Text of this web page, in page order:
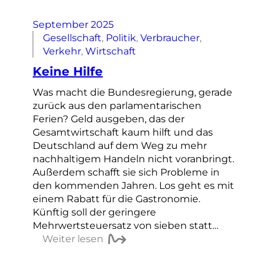
September 2025
Gesellschaft, Politik, Verbraucher
Verkehr, Wirtschaft
Keine Hilfe
Was macht die Bundesregierung, gerade
zurück aus den parlamentarischen
Ferien? Geld ausgeben, das der
Gesamtwirtschaft kaum hilft und das
Deutschland auf dem Weg zu mehr
nachhaltigem Handeln nicht voranbringt.
Außerdem schafft sie sich Probleme in
den kommenden Jahren. Los geht es mit
einem Rabatt für die Gastronomie.
Künftig soll der geringere
Mehrwertsteuersatz von sieben statt…
Weiter lesen